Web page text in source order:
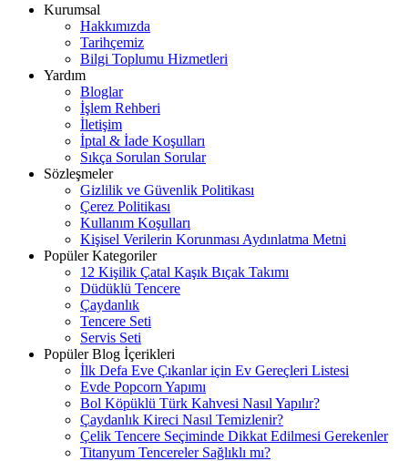
Kurumsal
Hakkımızda
Tarihçemiz
Bilgi Toplumu Hizmetleri
Yardım
Bloglar
İşlem Rehberi
İletişim
İptal & İade Koşulları
Sıkça Sorulan Sorular
Sözleşmeler
Gizlilik ve Güvenlik Politikası
Çerez Politikası
Kullanım Koşulları
Kişisel Verilerin Korunması Aydınlatma Metni
Popüler Kategoriler
12 Kişilik Çatal Kaşık Bıçak Takımı
Düdüklü Tencere
Çaydanlık
Tencere Seti
Servis Seti
Popüler Blog İçerikleri
İlk Defa Eve Çıkanlar için Ev Gereçleri Listesi
Evde Popcorn Yapımı
Bol Köpüklü Türk Kahvesi Nasıl Yapılır?
Çaydanlık Kireci Nasıl Temizlenir?
Çelik Tencere Seçiminde Dikkat Edilmesi Gerekenler
Titanyum Tencereler Sağlıklı mı?